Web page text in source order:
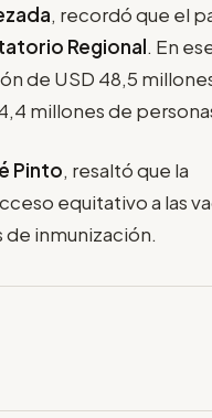
, recordó que el
Regional. En
de USD 48,5
millones de
Pinto, resaltó que la
equitativo a las
inmunización.